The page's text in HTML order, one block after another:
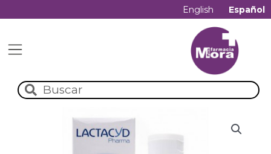
English Español